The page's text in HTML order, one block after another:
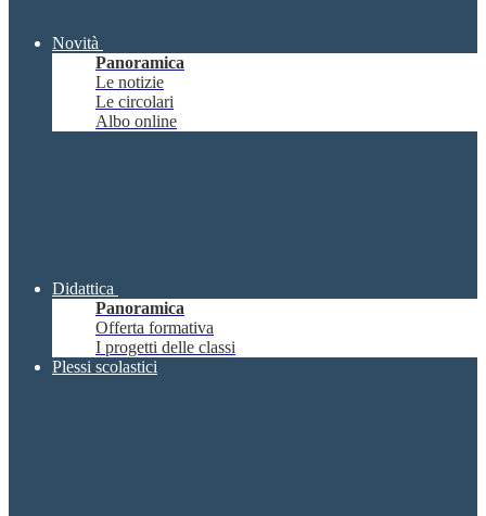
Novità
Panoramica
Le notizie
Le circolari
Albo online
Didattica
Panoramica
Offerta formativa
I progetti delle classi
Plessi scolastici